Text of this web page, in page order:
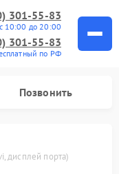
301-55-83
10:00 до 20:00
301-55-83
по РФ
Позвонить
дисплей порта)